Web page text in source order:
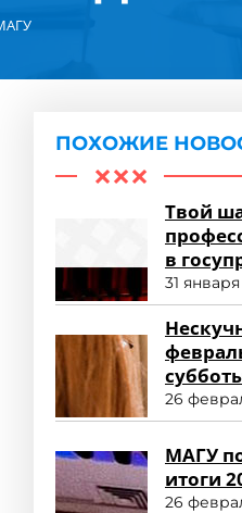
ПОХОЖИЕ
Твой
в
пройти
в
31
26
МАГУ
итоги
26